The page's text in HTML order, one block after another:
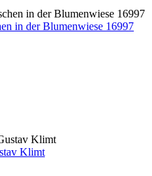
in der Blumenwiese 16997
Klimt